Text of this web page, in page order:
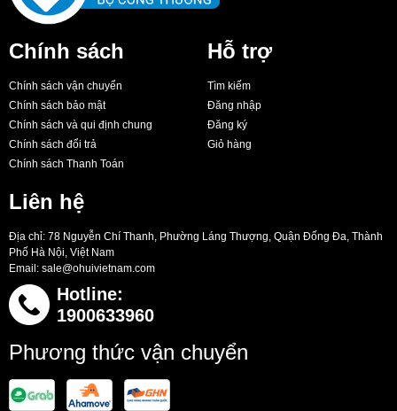
Chính sách
Chính sách vận chuyển
Chính sách bảo mật
Chính sách và qui định chung
Chính sách đổi trả
Chính sách Thanh Toán
Hỗ trợ
Tìm kiếm
Đăng nhập
Đăng ký
Giỏ hàng
Liên hệ
Địa chỉ: 78 Nguyễn Chí Thanh, Phường Láng Thượng, Quận Đống Đa, Thành
Phố Hà Nội, Việt Nam
Email: sale@ohuivietnam.com
Hotline:
1900633960
Phương thức vận chuyển